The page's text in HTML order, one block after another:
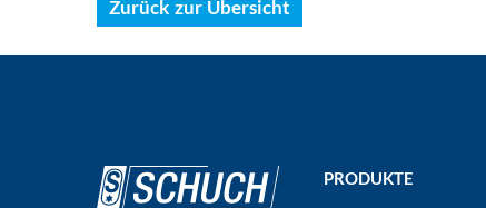
Zurück zur Übersicht
Hauptnavigation
PRODUKTE